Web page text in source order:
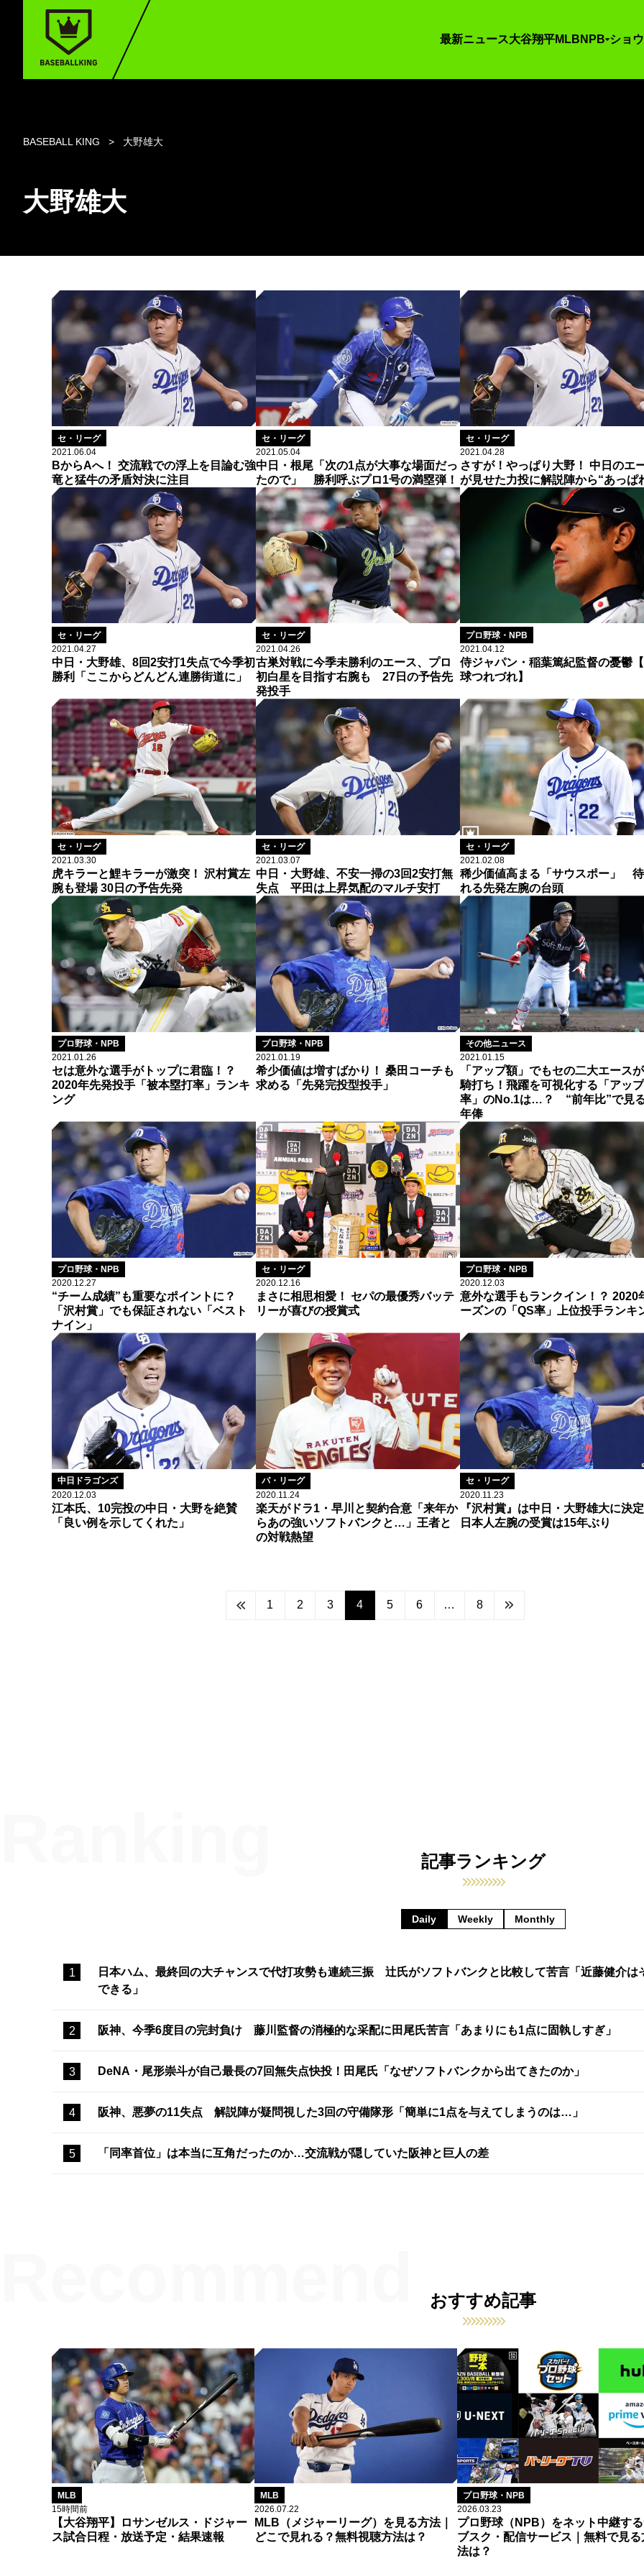
最新ニュース大谷翔平MLB NPB ショ
BASEBALL KING 大野雄大
大野雄大
セ・リーグ
2021.06.04
BからAへ！ 交流戦での浮上を目論む強
竜と猛牛の矛盾対決に注目
セ・リーグ
2021.05.04
中日・根尾「次の1点が大事な場面だっ
たので」 勝利呼ぶプロ1号の満塁弾！
セ・リーグ
2021.04.28
さすが！やっぱり大野！ 中日のエ
が見せた力投に解説陣から“あっぱ
セ・リーグ
2021.04.27
中日・大野雄、8回2安打1失点で今季初
勝利「ここからどんどん連勝街道に」
セ・リーグ
2021.04.26
古巣対戦に今季未勝利のエース、プロ
初白星を目指す右腕も 27日の予告先
発投手
プロ野球・NPB
2021.04.12
侍ジャパン・稲葉篤紀監督の憂鬱
球つれづれ】
セ・リーグ
2021.03.30
虎キラーと鯉キラーが激突！ 沢村賞左
腕も登場 30日の予告先発
セ・リーグ
2021.03.07
中日・大野雄、不安一掃の3回2安打無
失点 平田は上昇気配のマルチ安打
セ・リーグ
2021.02.08
稀少価値高まる「サウスポー」
れる先発左腕の台頭
プロ野球・NPB
2021.01.26
セは意外な選手がトップに君臨！？
2020年先発投手「被本塁打率」ランキ
ング
プロ野球・NPB
2021.01.19
希少価値は増すばかり！ 桑田コーチも
求める「先発完投型投手」
その他ニュース
2021.01.15
「アップ額」でもセの二大エース
騎打ち！飛躍を可視化する「アップ
率」のNo.1は…？ “前年比”で見
年俸
プロ野球・NPB
2020.12.27
“チーム成績”も重要なポイントに？
「沢村賞」でも保証されない「ベスト
ナイン」
セ・リーグ
2020.12.16
まさに相思相愛！ セパの最優秀バッテ
リーが喜びの授賞式
プロ野球・NPB
2020.12.03
意外な選手もランクイン！？ 2020
ーズンの「QS率」上位投手ランキ
中日ドラゴンズ
2020.12.03
江本氏、10完投の中日・大野を絶賛
「良い例を示してくれた」
パ・リーグ
2020.11.24
楽天がドラ1・早川と契約合意「来年か
らあの強いソフトバンクと…」王者と
の対戦熱望
セ・リーグ
2020.11.23
『沢村賞』は中日・大野雄大に
日本人左腕の受賞は15年ぶり
1 2 3 4 5 6 … 8
記事ランキング
Daily Weekly Monthly
日本ハム、最終回の大チャンスで代打攻勢も連続三振 辻氏がソフトバンクと比較して苦言「近藤健介
できる」
阪神、今季6度目の完封負け 藤川監督の消極的な采配に田尾氏苦言「あまりにも1点に固執しすぎ」
DeNA・尾形崇斗が自己最長の7回無失点快投！田尾氏「なぜソフトバンクから出てきたのか」
阪神、悪夢の11失点 解説陣が疑問視した3回の守備隊形「簡単に1点を与えてしまうのは…」
「同率首位」は本当に互角だったのか…交流戦が隠していた阪神と巨人の差
おすすめ記事
MLB
15時間前
【大谷翔平】ロサンゼルス・ドジャー
ス試合日程・放送予定・結果速報
MLB
2026.07.22
MLB（メジャーリーグ）を見る方法｜
どこで見れる？無料視聴方法は？
プロ野球・NPB
2026.03.23
プロ野球（NPB）をネット中継す
ブスク・配信サービス｜無料で見る
法は？